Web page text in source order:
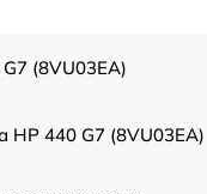
(8VU03EA)
HP 440 G7 (8VU03EA)